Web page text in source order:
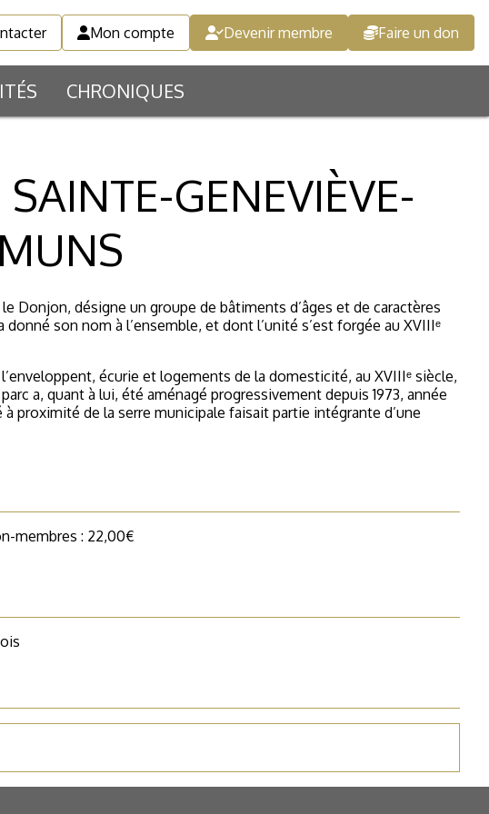
Mon compte Devenir membre Faire un don
CHRONIQUES
GENEVIÈVE-
Donjon, désigne un groupe de bâtiments d’âges et de caractères
son nom à l’ensemble, et dont l’unité s’est forgée au XVIIIᵉ
écurie et logements de la domesticité, au XVIIIᵉ siècle,
a, quant à lui, été aménagé progressivement depuis 1973, année
proximité de la serre municipale faisait partie intégrante d’une
membres : 22,00€